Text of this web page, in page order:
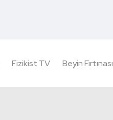
Fizikist TV Beyin Fırtınası